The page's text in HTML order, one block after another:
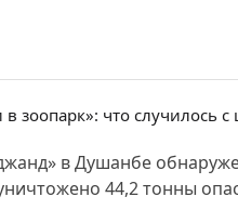
в Душанбе
44,2 тонны